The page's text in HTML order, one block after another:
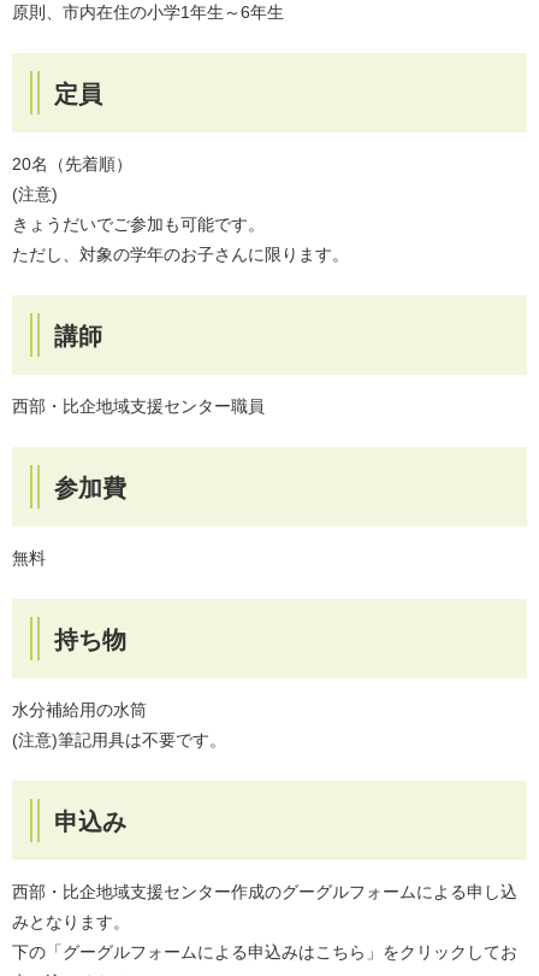
原則、市内在住の小学1年生～6年生
定員
20名（先着順）
​(注意)
きょうだいでご参加も可能です。
ただし、対象の学年のお子さんに限ります。
講師
西部・比企地域支援センター職員
参加費
無料
持ち物
水分補給用の水筒
(注意)筆記用具は不要です。
申込み
西部・比企地域支援センター作成のグーグルフォームによる申し込
みとなります。
下の「グーグルフォームによる申込みはこちら」をクリックしてお